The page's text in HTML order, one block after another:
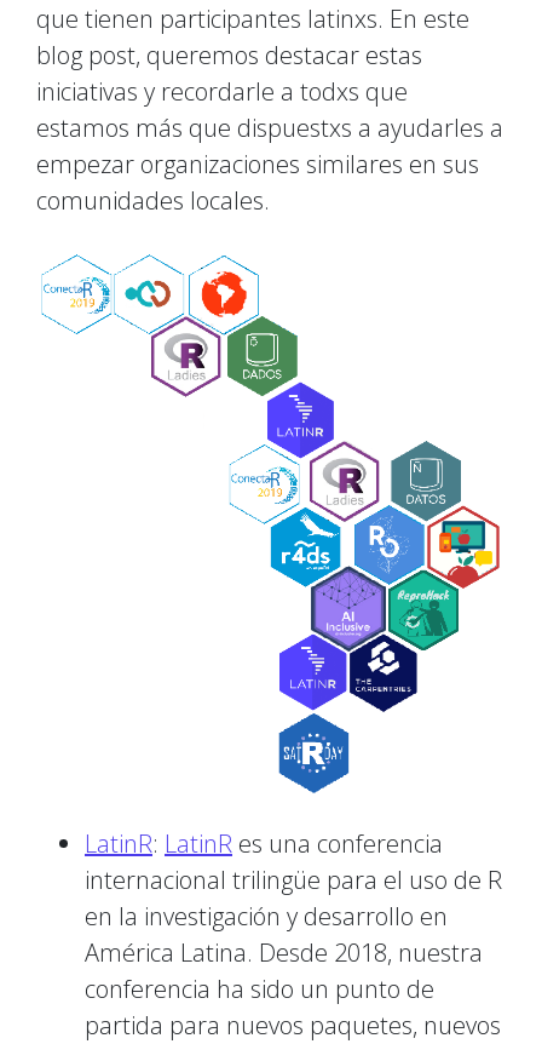
que tienen participantes latinxs. En este
blog post, queremos destacar estas
iniciativas y recordarle a todxs que
estamos más que dispuestxs a ayudarles a
empezar organizaciones similares en sus
comunidades locales.
LatinR: LatinR es una conferencia
internacional trilingüe para el uso de R
en la investigación y desarrollo en
América Latina. Desde 2018, nuestra
conferencia ha sido un punto de
partida para nuevos paquetes, nuevos